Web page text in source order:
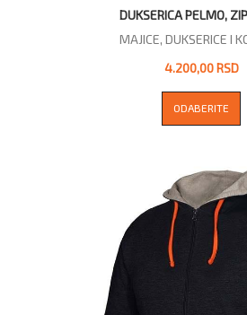
DUKSERICA PELMO,
MAJICE, DUKSERICE I
4.200,00 RSD
ODABERITE